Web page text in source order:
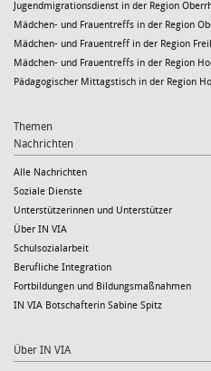
Jugendmigrationsdienst in der Region
Mädchen- und Frauentreffs in der Region
Mädchen- und Frauentreff in der Region
Mädchen- und Frauentreffs in der Region
Pädagogischer Mittagstisch in der Region
Themen
Nachrichten
Alle Nachrichten
Soziale Dienste
Unterstützerinnen und Unterstützer
Über IN VIA
Schulsozialarbeit
Berufliche Integration
Fortbildungen und Bildungsmaßnahmen
IN VIA Botschafterin Sabine Spitz
Über IN VIA